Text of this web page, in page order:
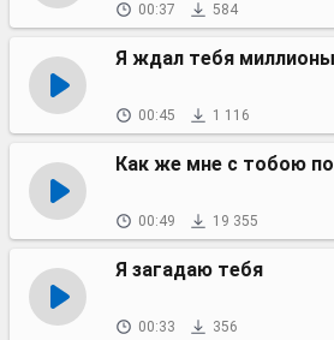
00:37 584
Я ждал тебя
00:45 1 116
Как же мне с тобою
00:49 19 355
Я загадаю тебя
00:33 356